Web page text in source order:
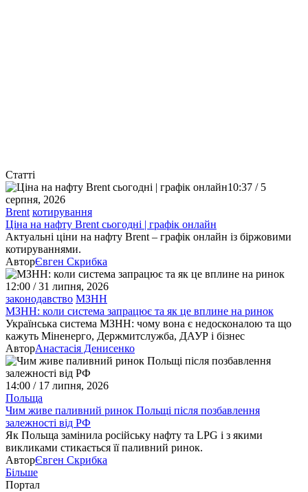
Статті
10:37 / 5
серпня, 2026
Brent котирування
Ціна на нафту Brent сьогодні | графік онлайн
Актуальні ціни на нафту Brent – графік онлайн із біржовими
котируваннями.
АвторЄвген Скрибка
12:00 / 31 липня, 2026
законодавство МЗНН
МЗНН: коли система запрацює та як це вплине на ринок
Українська система МЗНН: чому вона є недосконалою та що
кажуть Міненерго, Держмитслужба, ДАУР і бізнес
АвторАнастасія Денисенко
14:00 / 17 липня, 2026
Польща
Чим живе паливний ринок Польщі після позбавлення
залежності від РФ
Як Польща замінила російську нафту та LPG і з якими
викликами стикається її паливний ринок.
АвторЄвген Скрибка
Більше
Портал